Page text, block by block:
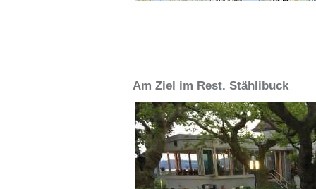
Am Ziel im Rest. Stählibuck